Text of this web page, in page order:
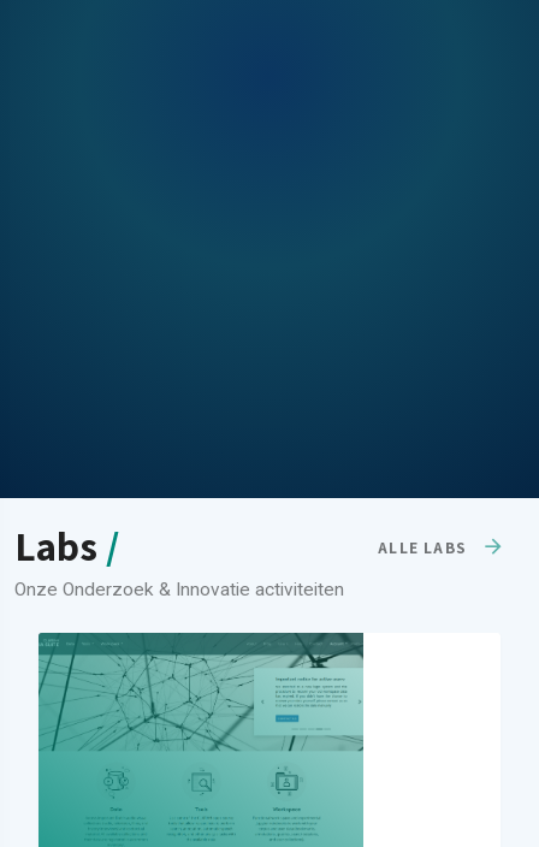
Labs /
ALLE LABS
Onze Onderzoek & Innovatie activiteiten